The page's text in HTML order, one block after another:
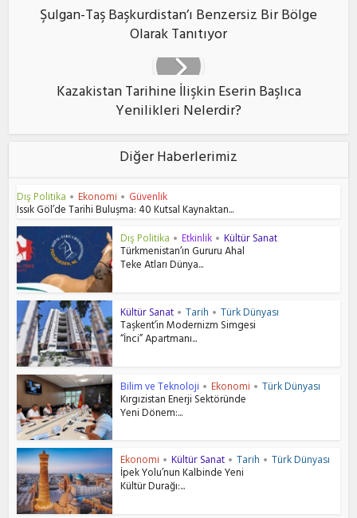
Şulgan-Taş Başkurdistan’ı Benzersiz Bir Bölge
Olarak Tanıtıyor
Kazakistan Tarihine İlişkin Eserin Başlıca
Yenilikleri Nelerdir?
Diğer Haberlerimiz
Dış Politika • Ekonomi • Güvenlik
Issık Göl’de Tarihi Buluşma: 40 Kutsal Kaynaktan...
Dış Politika • Etkinlik • Kültür Sanat
Türkmenistan’ın Gururu Ahal
Teke Atları Dünya...
Kültür Sanat • Tarih • Türk Dünyası
Taşkent’in Modernizm Simgesi
“İnci” Apartmanı...
Bilim ve Teknoloji • Ekonomi • Türk Dünyası
Kırgızistan Enerji Sektöründe
Yeni Dönem:...
Ekonomi • Kültür Sanat • Tarih • Türk Dünyası
İpek Yolu’nun Kalbinde Yeni
Kültür Durağı:...